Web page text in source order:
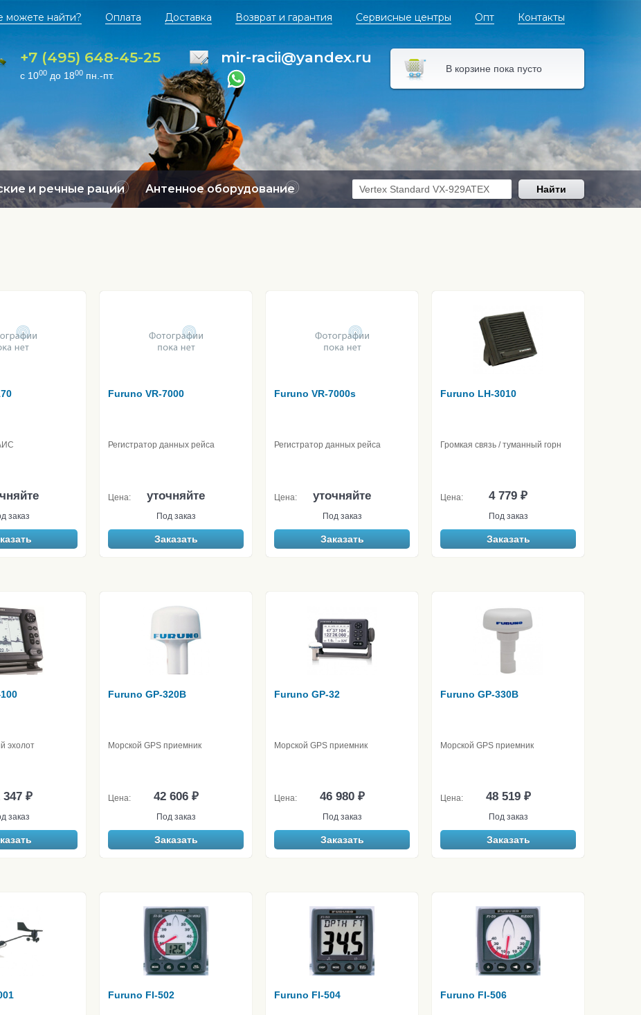
можете найти? Оплата Доставка Возврат и гарантия Сервисные центры Опт Контакты
+7 (495) 648-45-25
с 1000 до 1800 пн.-пт.
mir-racii@yandex.ru
В корзине пока пусто
и речные рации Антенное оборудование Найти
заказ
Furuno VR-7000
Регистратор данных рейса
Цена: уточняйте
Под заказ
Заказать
Furuno VR-7000s
Регистратор данных рейса
Цена: уточняйте
Под заказ
Заказать
Furuno LH-3010
Громкая связь / туманный горн
Цена: 4 779 ₽
Под заказ
Заказать
эхолот
347 ₽
заказ
Furuno GP-320B
Морской GPS приемник
Цена: 42 606 ₽
Под заказ
Заказать
Furuno GP-32
Морской GPS приемник
Цена: 46 980 ₽
Под заказ
Заказать
Furuno GP-330B
Морской GPS приемник
Цена: 48 519 ₽
Под заказ
Заказать
Furuno FI-502 Furuno FI-504 Furuno FI-506